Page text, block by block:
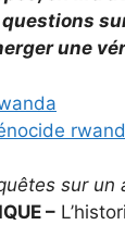
une
sur un
–